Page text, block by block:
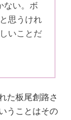
ない。ボ
思うけれ
いことだ
た板尾創路さ
うことはその